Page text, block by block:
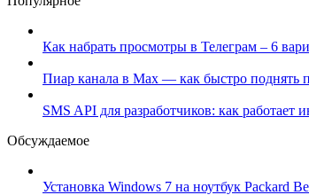
Как набрать просмотры в Телеграм – 6
Пиар канала в Max — как быстро поднять
SMS API для разработчиков: как
Обсуждаемое
Установка Windows 7 на ноутбук Packard